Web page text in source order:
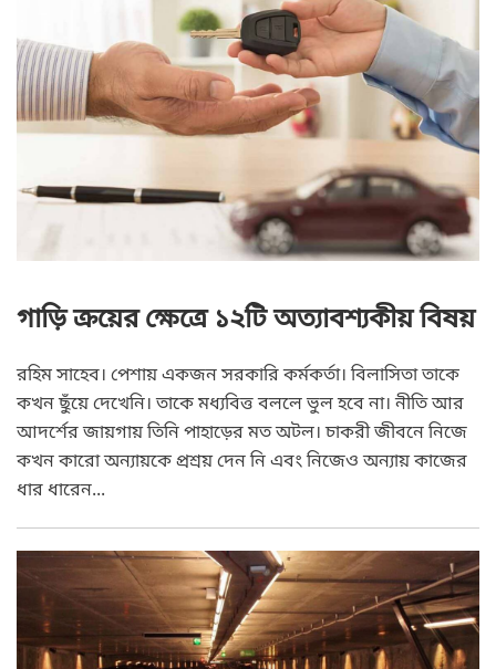
গাড়ি ক্রয়ের ক্ষেত্রে ১২টি অত্যাবশ্যকীয় বিষয়
রহিম সাহেব। পেশায় একজন সরকারি কর্মকর্তা। বিলাসিতা তাকে
কখন ছুঁয়ে দেখেনি। তাকে মধ্যবিত্ত বললে ভুল হবে না। নীতি আর
আদর্শের জায়গায় তিনি পাহাড়ের মত অটল। চাকরী জীবনে নিজে
কখন কারো অন্যায়কে প্রশ্রয় দেন নি এবং নিজেও অন্যায় কাজের
ধার ধারেন...